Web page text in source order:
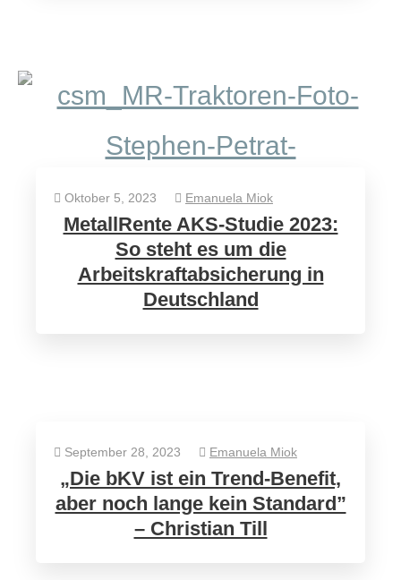
Oktober 5, 2023 Emanuela Miok
MetallRente AKS-Studie 2023:
So steht es um die
Arbeitskraftabsicherung in
Deutschland
September 28, 2023 Emanuela Miok
„Die bKV ist ein Trend-Benefit,
aber noch lange kein Standard”
– Christian Till